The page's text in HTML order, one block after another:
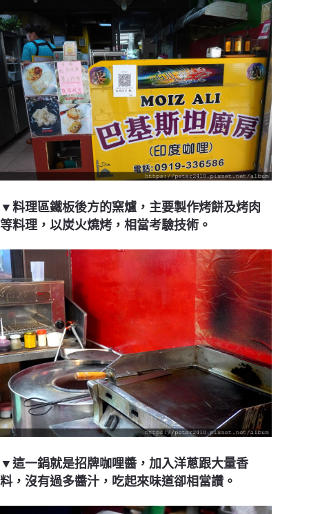
▼料理區鐵板後方的窯爐，主要製作烤餅及烤肉
等料理，以炭火燒烤，相當考驗技術。
▼這一鍋就是招牌咖哩醬，加入洋蔥跟大量香
料，沒有過多醬汁，吃起來味道卻相當讚。